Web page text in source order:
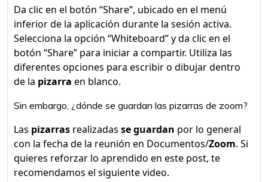
Da clic en el botón “Share”, ubicado en el menú
inferior de la aplicación durante la sesión activa.
Selecciona la opción “Whiteboard” y da clic en el
botón “Share” para iniciar a compartir. Utiliza las
diferentes opciones para escribir o dibujar dentro
de la pizarra en blanco.
Sin embargo, ¿dónde se guardan las pizarras de zoom?
Las pizarras realizadas se guardan por lo general
con la fecha de la reunión en Documentos/Zoom. Si
quieres reforzar lo aprendido en este post, te
recomendamos el siguiente video.